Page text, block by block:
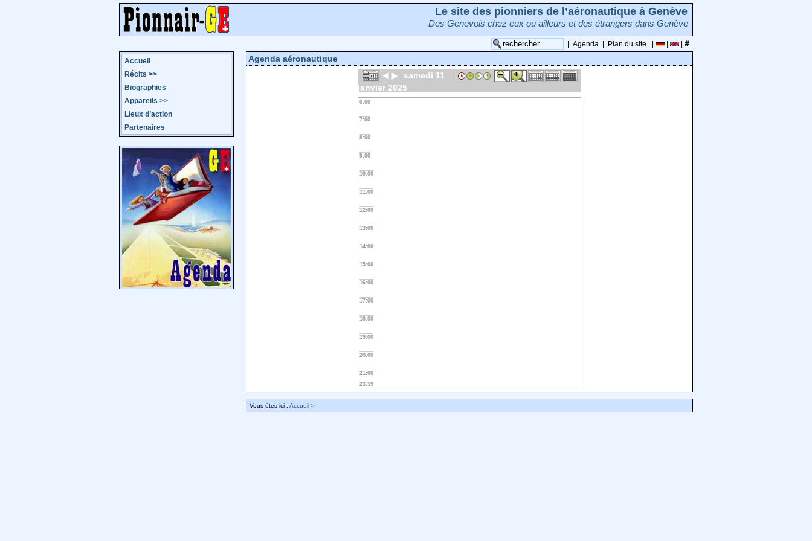
Le site des pionniers de l’aéronautique à Genève
Des Genevois chez eux ou ailleurs et des étrangers dans Genève
Agenda Plan du site
Accueil
Récits >>
Biographies
Appareils >>
Lieux d’action
Partenaires
Agenda aéronautique
samedi 11
janvier 2025
0:00
7:00
8:00
9:00
10:00
11:00
12:00
13:00
14:00
15:00
16:00
17:00
18:00
19:00
20:00
21:00
23:59
Vous êtes ici : Accueil >